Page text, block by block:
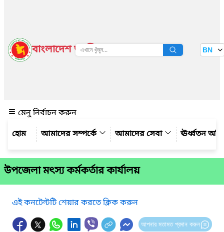
বাংলাদেশ জাতীয় তথ্য বাতায়ন BN
মেনু নির্বাচন করুন
আমাদের সম্পর্কে
আমাদের সেবা ঊর্ধ্বতন
উপজেলা মৎস্য কর্মকর্তার কার্যালয়
এই কনটেন্টটি শেয়ার করতে ক্লিক করুন
আপনার মতামত প্রদান করুন